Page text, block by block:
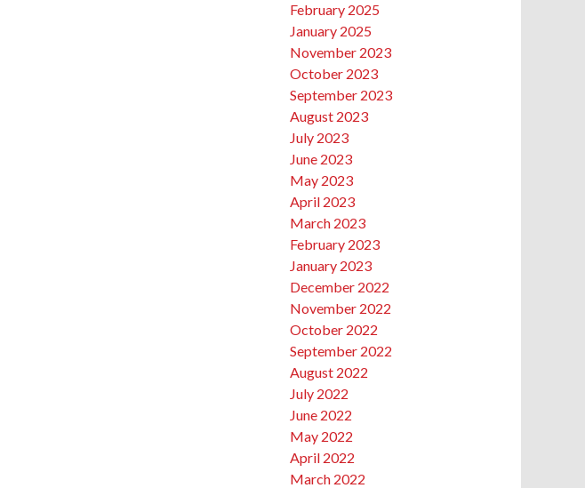
February 2025
January 2025
November 2023
October 2023
September 2023
August 2023
July 2023
June 2023
May 2023
April 2023
March 2023
February 2023
January 2023
December 2022
November 2022
October 2022
September 2022
August 2022
July 2022
June 2022
May 2022
April 2022
March 2022